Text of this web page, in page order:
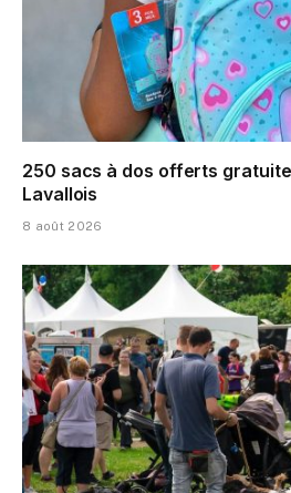
250 sacs à dos offerts
Lavallois
8 août 2026